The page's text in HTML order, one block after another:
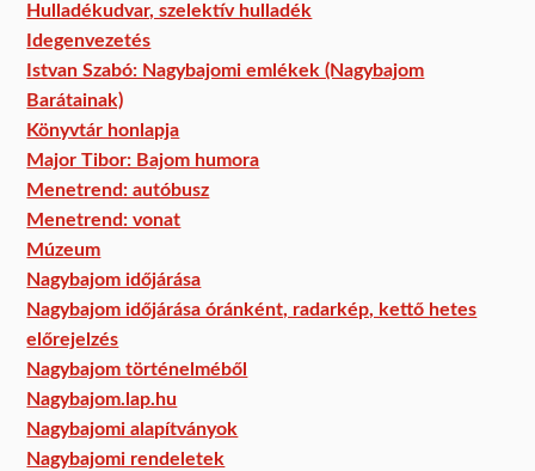
Hulladékudvar, szelektív hulladék
Idegenvezetés
Istvan Szabó: Nagybajomi emlékek (Nagybajom
Barátainak)
Könyvtár honlapja
Major Tibor: Bajom humora
Menetrend: autóbusz
Menetrend: vonat
Múzeum
Nagybajom időjárása
Nagybajom időjárása óránként, radarkép, kettő hetes
előrejelzés
Nagybajom történelméből
Nagybajom.lap.hu
Nagybajomi alapítványok
Nagybajomi rendeletek